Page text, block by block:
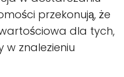
przekonują, że
dla tych,
w znalezieniu